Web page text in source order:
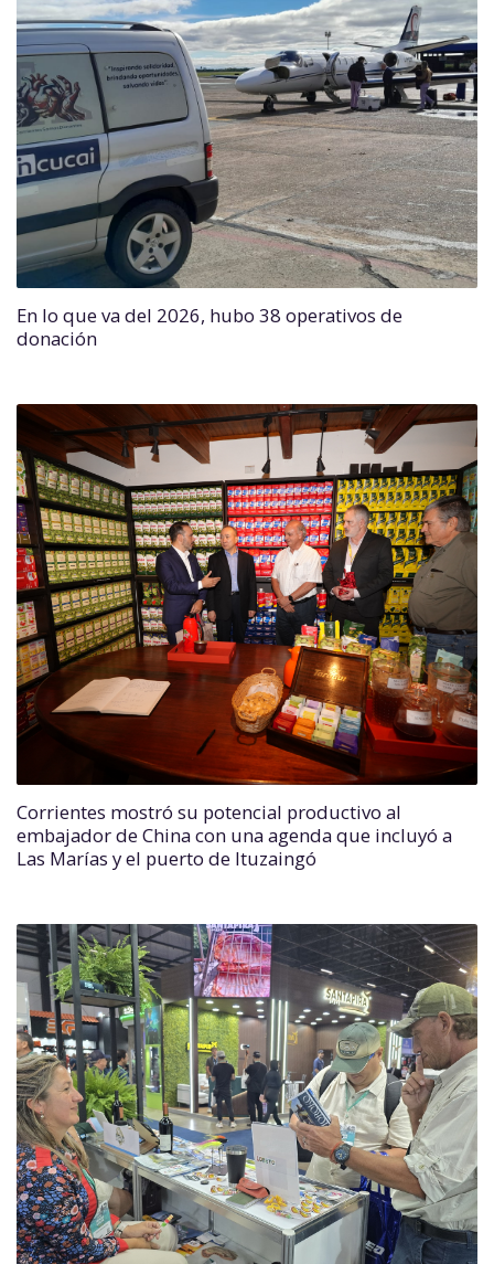
En lo que va del 2026, hubo 38 operativos de
donación
Corrientes mostró su potencial productivo al
embajador de China con una agenda que incluyó a
Las Marías y el puerto de Ituzaingó